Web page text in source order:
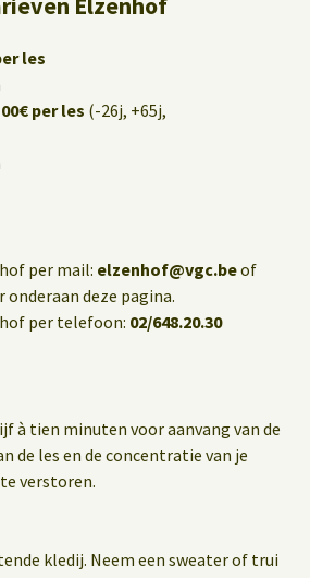
les
per les (-26j, +65j,
per mail: elzenhof@vgc.beof
deze pagina.
per telefoon: 02/648.20.30
à tien minuten voor aanvang van de
de les en de concentratie van je
verstoren.
kledij. Neem een sweater of trui